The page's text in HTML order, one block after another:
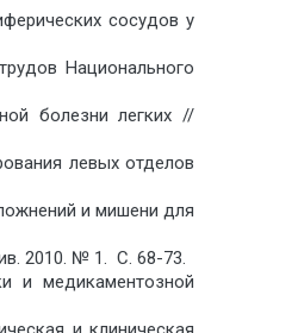
сосудов у
Национального
болезни легких //
левых отделов
и мишени для
2010. № 1. С. 68-73.
и медикаментозной